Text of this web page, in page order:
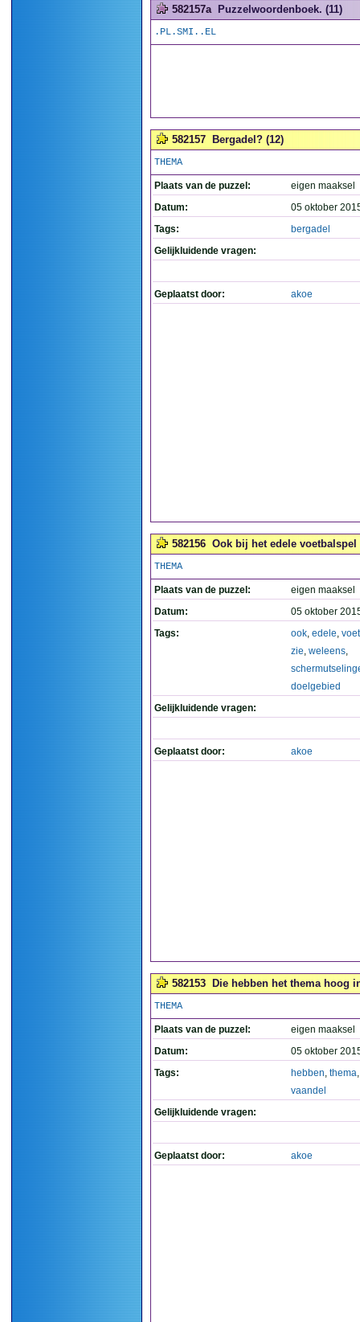
582157a Puzzelwoordenboek. (11)
.PL.SMI..EL
582157 Bergadel? (12)
THEMA
Plaats van de puzzel:
eigen maaksel
Datum:
05 oktober
Tags:
bergadel
Gelijkluidende vragen:
Geplaatst door: akoe
582156 Ook bij het edele
THEMA
Plaats van de puzzel:
eigen maaksel
Datum:
05 oktober
Tags:
ook, edele,
zie, weleens,
doelgebied
Gelijkluidende vragen:
Geplaatst door: akoe
582153 Die hebben het thema hoog
THEMA
Plaats van de puzzel:
eigen maaksel
Datum:
05 oktober
Tags:
hebben, thema
vaandel
Gelijkluidende vragen:
Geplaatst door: akoe